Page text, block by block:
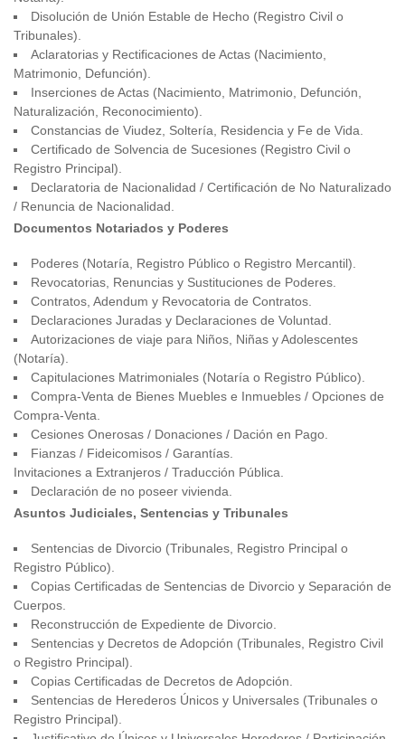
Disolución de Unión Estable de Hecho (Registro Civil o
Tribunales).
Aclaratorias y Rectificaciones de Actas (Nacimiento,
Matrimonio, Defunción).
Inserciones de Actas (Nacimiento, Matrimonio, Defunción,
Naturalización, Reconocimiento).
Constancias de Viudez, Soltería, Residencia y Fe de Vida.
Certificado de Solvencia de Sucesiones (Registro Civil o
Registro Principal).
Declaratoria de Nacionalidad / Certificación de No Naturalizado
/ Renuncia de Nacionalidad.
Documentos Notariados y Poderes
Poderes (Notaría, Registro Público o Registro Mercantil).
Revocatorias, Renuncias y Sustituciones de Poderes.
Contratos, Adendum y Revocatoria de Contratos.
Declaraciones Juradas y Declaraciones de Voluntad.
Autorizaciones de viaje para Niños, Niñas y Adolescentes
(Notaría).
Capitulaciones Matrimoniales (Notaría o Registro Público).
Compra-Venta de Bienes Muebles e Inmuebles / Opciones de
Compra-Venta.
Cesiones Onerosas / Donaciones / Dación en Pago.
Fianzas / Fideicomisos / Garantías.
Invitaciones a Extranjeros / Traducción Pública.
Declaración de no poseer vivienda.
Asuntos Judiciales, Sentencias y Tribunales
Sentencias de Divorcio (Tribunales, Registro Principal o
Registro Público).
Copias Certificadas de Sentencias de Divorcio y Separación de
Cuerpos.
Reconstrucción de Expediente de Divorcio.
Sentencias y Decretos de Adopción (Tribunales, Registro Civil
o Registro Principal).
Copias Certificadas de Decretos de Adopción.
Sentencias de Herederos Únicos y Universales (Tribunales o
Registro Principal).